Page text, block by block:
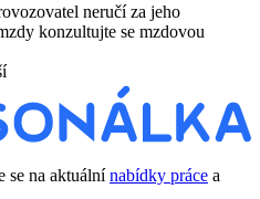
neručí za jeho
konzultujte se mzdovou
se na aktuálnínabídky práce a